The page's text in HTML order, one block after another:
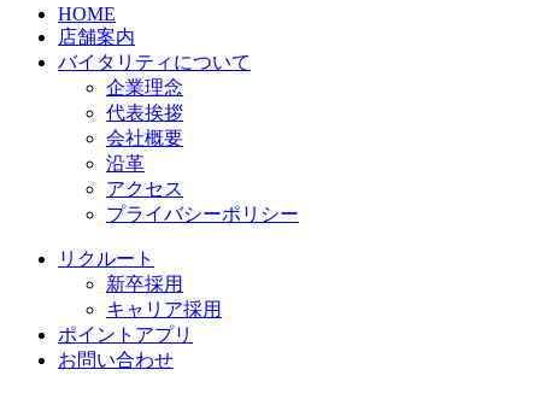
HOME
店舗案内
バイタリティについて
企業理念
代表挨拶
会社概要
沿革
アクセス
プライバシーポリシー
リクルート
新卒採用
キャリア採用
ポイントアプリ
お問い合わせ